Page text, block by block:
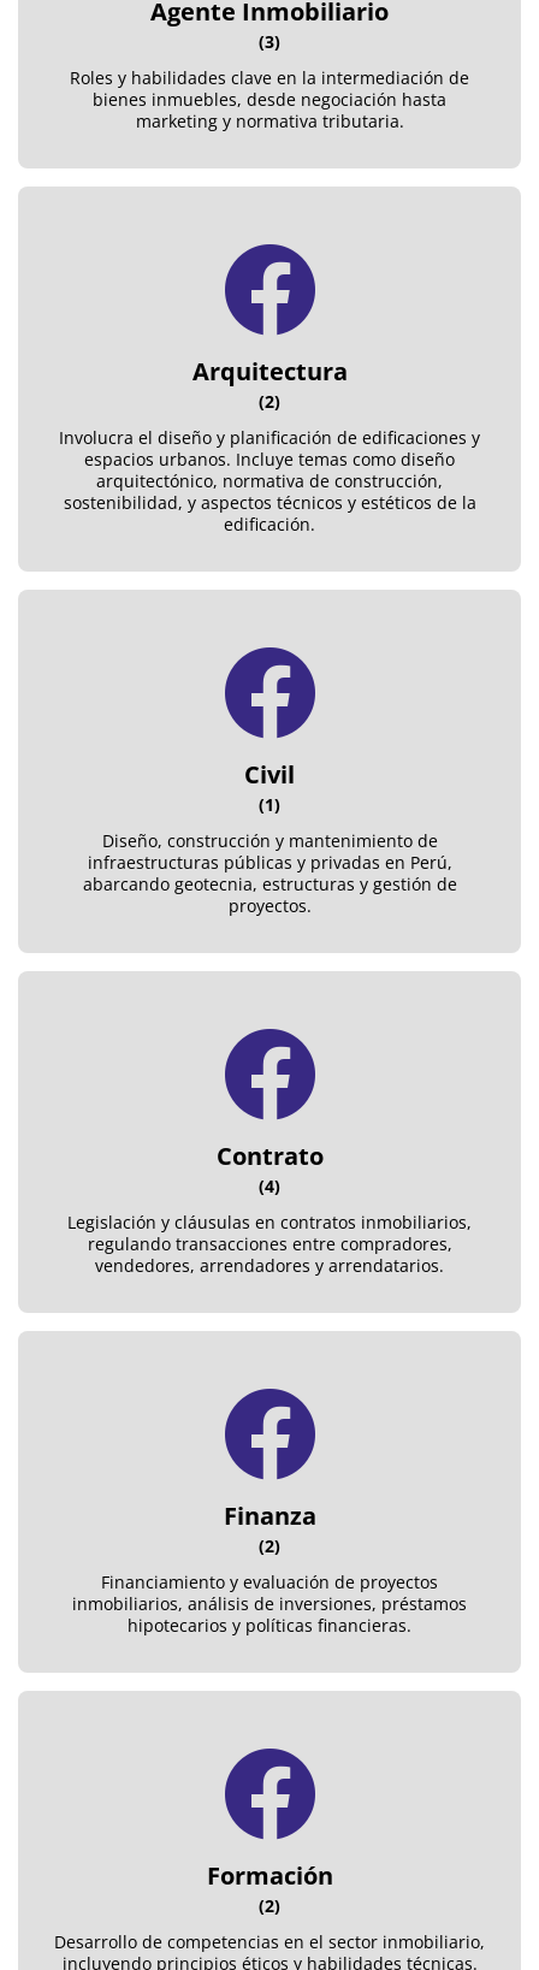
Agente Inmobiliario
(3)
Roles y habilidades clave en la intermediación de
bienes inmuebles, desde negociación hasta
marketing y normativa tributaria.
Arquitectura
(2)
Involucra el diseño y planificación de edificaciones y
espacios urbanos. Incluye temas como diseño
arquitectónico, normativa de construcción,
sostenibilidad, y aspectos técnicos y estéticos de la
edificación.
Civil
(1)
Diseño, construcción y mantenimiento de
infraestructuras públicas y privadas en Perú,
abarcando geotecnia, estructuras y gestión de
proyectos.
Contrato
(4)
Legislación y cláusulas en contratos inmobiliarios,
regulando transacciones entre compradores,
vendedores, arrendadores y arrendatarios.
Finanza
(2)
Financiamiento y evaluación de proyectos
inmobiliarios, análisis de inversiones, préstamos
hipotecarios y políticas financieras.
Formación
(2)
Desarrollo de competencias en el sector inmobiliario,
incluyendo principios éticos y habilidades técnicas.